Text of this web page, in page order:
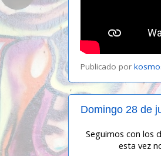
Publicado por
Domingo 28 de
Seguimos con los
esta vez